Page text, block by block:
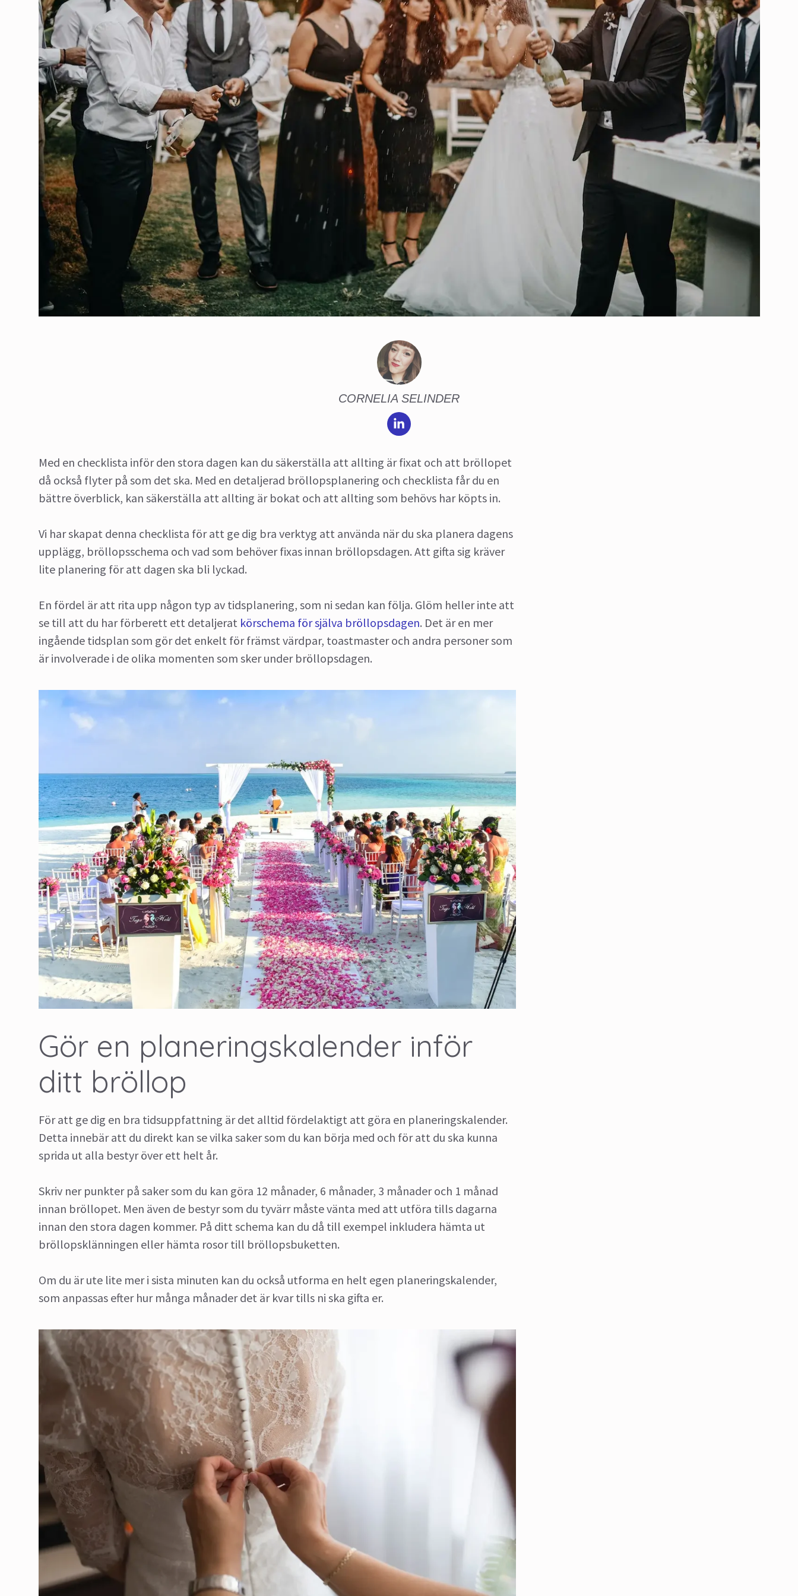
CORNELIA SELINDER
Med en checklista inför den stora dagen kan du säkerställa att allting är fixat och att bröllopet
då också flyter på som det ska. Med en detaljerad bröllopsplanering och checklista får du en
bättre överblick, kan säkerställa att allting är bokat och att allting som behövs har köpts in.
Vi har skapat denna checklista för att ge dig bra verktyg att använda när du ska planera dagens
upplägg, bröllopsschema och vad som behöver fixas innan bröllopsdagen. Att gifta sig kräver
lite planering för att dagen ska bli lyckad.
En fördel är att rita upp någon typ av tidsplanering, som ni sedan kan följa. Glöm heller inte att
se till att du har förberett ett detaljerat körschema för själva bröllopsdagen. Det är en mer
ingående tidsplan som gör det enkelt för främst värdpar, toastmaster och andra personer som
är involverade i de olika momenten som sker under bröllopsdagen.
Gör en planeringskalender inför
ditt bröllop
För att ge dig en bra tidsuppfattning är det alltid fördelaktigt att göra en planeringskalender.
Detta innebär att du direkt kan se vilka saker som du kan börja med och för att du ska kunna
sprida ut alla bestyr över ett helt år.
Skriv ner punkter på saker som du kan göra 12 månader, 6 månader, 3 månader och 1 månad
innan bröllopet. Men även de bestyr som du tyvärr måste vänta med att utföra tills dagarna
innan den stora dagen kommer. På ditt schema kan du då till exempel inkludera hämta ut
bröllopsklänningen eller hämta rosor till bröllopsbuketten.
Om du är ute lite mer i sista minuten kan du också utforma en helt egen planeringskalender,
som anpassas efter hur många månader det är kvar tills ni ska gifta er.